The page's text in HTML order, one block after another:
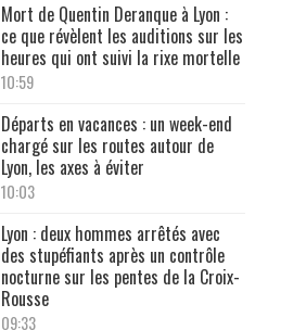
Mort de Quentin Deranque à Lyon :
ce que révèlent les auditions sur les
heures qui ont suivi la rixe mortelle
10:59
Départs en vacances : un week-end
chargé sur les routes autour de
Lyon, les axes à éviter
10:03
Lyon : deux hommes arrêtés avec
des stupéfiants après un contrôle
nocturne sur les pentes de la Croix-
Rousse
09:33